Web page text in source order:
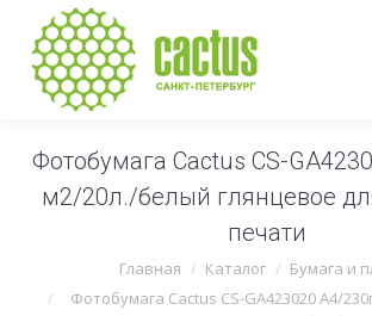
Фотобумага Cactus CS-
м2/20л./белый глянцевое
печати
Главная Каталог
Бумага и
Фотобумага Cactus CS-GA423020 A4/